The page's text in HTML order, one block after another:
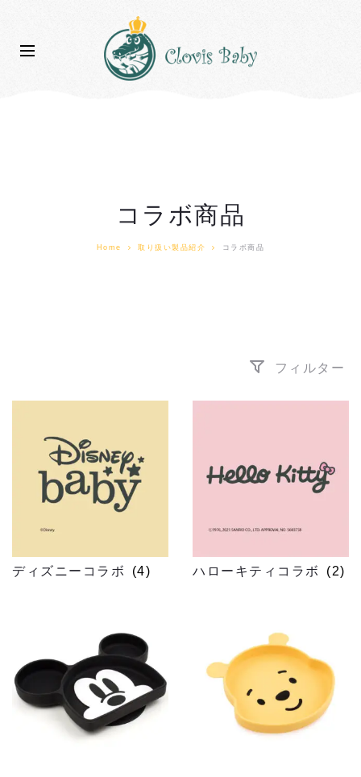
コラボ商品
Home 取り扱い製品紹介 コラボ商品
フィルター
ディズニーコラボ (4) ハローキティコラボ (2)